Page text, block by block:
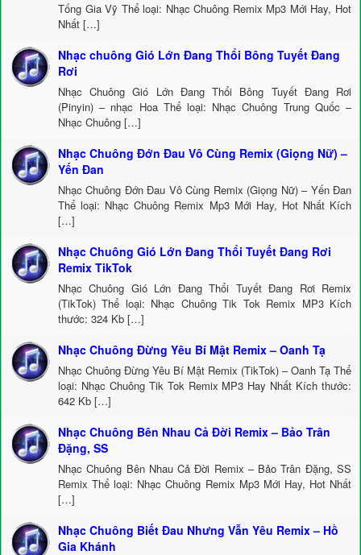
Tống Gia Vỹ Thể loại: Nhạc Chuông Remix Mp3 Mới Hay, Hot
Nhất […]
Nhạc chuông Gió Lớn Đang Thổi Bông Tuyết Đang
Rơi
Nhạc Chuông Gió Lớn Đang Thổi Bông Tuyết Đang Rơi
(Pinyin) – nhạc Hoa Thể loại: Nhạc Chuông Trung Quốc –
Nhạc Chuông […]
Nhạc Chuông Đớn Đau Vô Cùng Remix (Giọng Nữ) –
Yến Đan
Nhạc Chuông Đớn Đau Vô Cùng Remix (Giọng Nữ) – Yến Đan
Thể loại: Nhạc Chuông Remix Mp3 Mới Hay, Hot Nhất Kích
[…]
Nhạc Chuông Gió Lớn Đang Thổi Tuyết Đang Rơi
Remix TikTok
Nhạc Chuông Gió Lớn Đang Thổi Tuyết Đang Rơi Remix
(TikTok) Thể loại: Nhạc Chuông Tik Tok Remix MP3 Kích
thước: 324 Kb […]
Nhạc Chuông Đừng Yêu Bí Mật Remix – Oanh Tạ
Nhạc Chuông Đừng Yêu Bí Mật Remix (TikTok) – Oanh Tạ Thể
loại: Nhạc Chuông Tik Tok Remix MP3 Hay Nhất Kích thước:
642 Kb […]
Nhạc Chuông Bên Nhau Cả Đời Remix – Bảo Trân
Đặng, SS
Nhạc Chuông Bên Nhau Cả Đời Remix – Bảo Trân Đặng, SS
Remix Thể loại: Nhạc Chuông Remix Mp3 Mới Hay, Hot Nhất
[…]
Nhạc Chuông Biết Đau Nhưng Vẫn Yêu Remix – Hồ
Gia Khánh